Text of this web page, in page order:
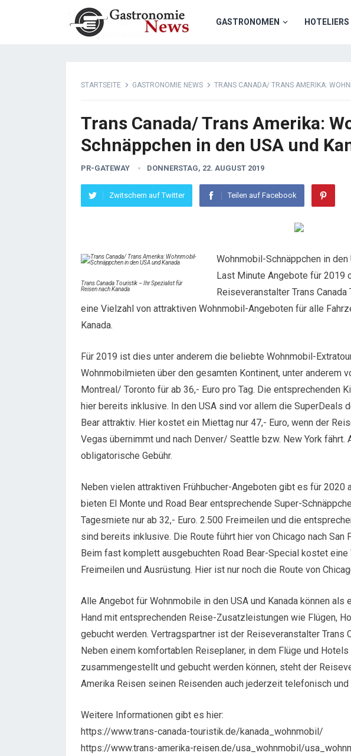
GASTRONOMEN HOTELIERS
STARTSEITE GASTRONOMIE NEWS TRANS CANADA/ TRANS AMERIKA:
Trans Canada/ Trans Amerika:
Schnäppchen in den USA und
PR-GATEWAY DONNERSTAG, 22. AUGUST 2019
Zwitschern auf Twitter Teilen auf Facebook
Trans Canada Touristik – Ihr Spezialist für
Reisen nach Kanada
Wohnmobil-Schnäppchen in
Last Minute Angebote für 2019
Reiseveranstalter Trans
eine Vielzahl von attraktiven Wohnmobil-Angeboten für alle
Kanada.
Für 2019 ist dies unter anderem die beliebte Wohnmobil-
Wohnmobilmieten über den gesamten Kontinent, unter anderem
Montreal/ Toronto für ab 36,- Euro pro Tag. Die entsprechenden
hier bereits inklusive. In den USA sind vor allem die SuperDeals
Bear attraktiv. Hier kostet ein Miettag nur 47,- Euro, wenn der
Vegas übernimmt und nach Denver/ Seattle bzw. New York
obligatorische Gebühr.
Neben vielen attraktiven Frühbucher-Angeboten gibt es für 2020
bieten El Monte und Road Bear entsprechende Super-
Tagesmiete nur ab 32,- Euro. 2.500 Freimeilen und die
sind bereits inklusive. Die Route führt hier von Chicago nach
Beim fast komplett ausgebuchten Road Bear-Special kostet eine
Freimeilen und Ausrüstung. Hier ist nur noch die Route von
Alle Angebot für Wohnmobile in den USA und Kanada können
Hand mit entsprechenden Reise-Zusatzleistungen wie Flügen,
gebucht werden. Vertragspartner ist der Reiseveranstalter Trans
Neben einem komfortablen Reiseplaner, in dem Flüge und
zusammengestellt und gebucht werden können, steht der
Amerika Reisen seinen Reisenden auch jederzeit telefonisch
Weitere Informationen gibt es hier:
https://www.trans-canada-touristik.de/kanada_wohnmobil/
https://www.trans-amerika-reisen.de/usa_wohnmobil/